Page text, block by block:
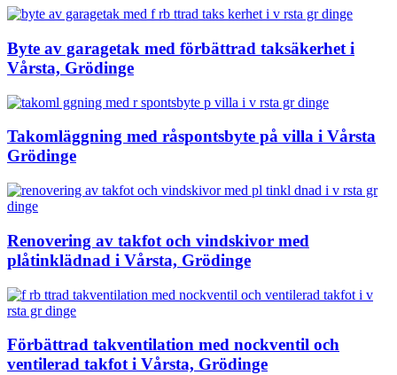
Byte av garagetak med förbättrad taksäkerhet i
Vårsta, Grödinge
Takomläggning med råspontsbyte på villa i Vårsta
Grödinge
Renovering av takfot och vindskivor med
plåtinklädnad i Vårsta, Grödinge
Förbättrad takventilation med nockventil och
ventilerad takfot i Vårsta, Grödinge